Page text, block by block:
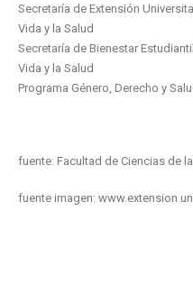
Secretaría de Extensión
Vida y la Salud
Secretaría de Bienestar
Vida y la Salud
Programa Género, Derecho y
fuente: Facultad de Ciencias de
fuente imagen: